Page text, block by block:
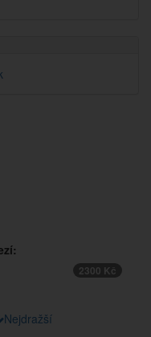
2300 Kč
Nejdražší